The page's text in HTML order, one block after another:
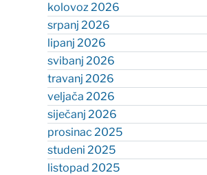
kolovoz 2026
srpanj 2026
lipanj 2026
svibanj 2026
travanj 2026
veljača 2026
siječanj 2026
prosinac 2025
studeni 2025
listopad 2025